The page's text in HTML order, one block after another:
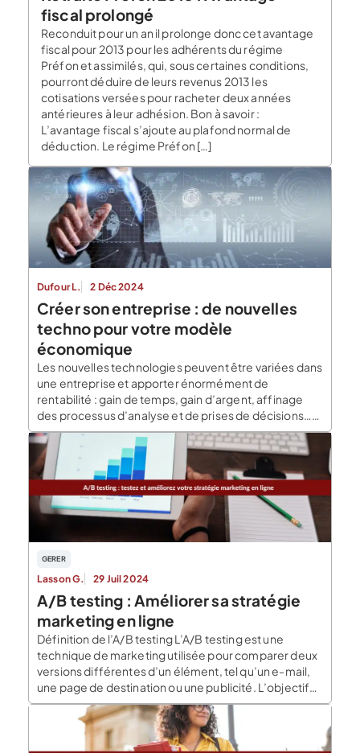
fiscal prolongé
Reconduit pour un an il prolonge donc cet avantage
fiscal pour 2013 pour les adhérents du régime
Préfon et assimilés, qui, sous certaines conditions,
pourront déduire de leurs revenus 2013 les
cotisations versées pour racheter deux années
antérieures à leur adhésion. Bon à savoir :
L’avantage fiscal s’ajoute au plafond normal de
déduction. Le régime Préfon […]
Dufour L. 2 Déc 2024
Créer son entreprise : de nouvelles
techno pour votre modèle
économique
Les nouvelles technologies peuvent être variées dans
une entreprise et apporter énormément de
rentabilité : gain de temps, gain d’argent, affinage
des processus d’analyse et de prises de décisions…
Le blog du dirigeant vous explique l’utilité des
nouvelles technologies dans votre modèle
économique et quels outils intégrer selon vos
objectifs. Intégrer les nouvelles technologies dès le
[…]
GERER
Lasson G. 29 Juil 2024
A/B testing : Améliorer sa stratégie
marketing en ligne
Définition de l’A/B testing L’A/B testing est une
technique de marketing utilisée pour comparer deux
versions différentes d’un élément, tel qu’un e-mail,
une page de destination ou une publicité. L’objectif
de l’A/B testing est de déterminer quelle version est la
plus efficace en termes de taux de conversion,
d’engagement ou de réponse, en fonction de […]